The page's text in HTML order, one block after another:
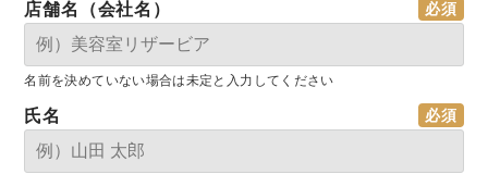
店舗名（会社名）
名前を決めていない場合は未定と入力してください
氏名